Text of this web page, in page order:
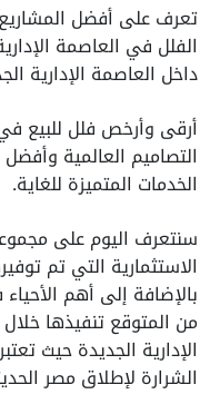
تعرف على أفضل
الفلل في العاصمة
داخل العاصمة الإدارية
أرقى وأرخص فلل للبيع
التصاميم العالمية
الخدمات المتميزة للغاية.
سنتعرف اليوم على
الاستثمارية التي تم
بالإضافة إلى أهم
من المتوقع تنفيذها
الإدارية الجديدة حيث
الشرارة لإطلاق مصر